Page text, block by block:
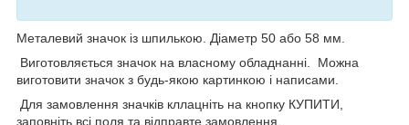
Металевий значок із шпилькою. Діаметр 50 або 58 мм.
Виготовляється значок на власному обладнанні. Можна
виготовити значок з будь-якою картинкою і написами.
Для замовлення значків кллацніть на кнопку КУПИТИ,
заповніть всі поля та відправте замовлення.